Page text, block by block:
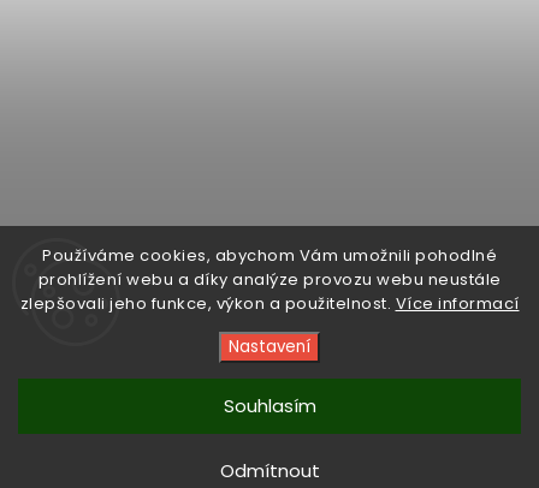
Používáme cookies, abychom Vám umožnili pohodlné
prohlížení webu a díky analýze provozu webu neustále
zlepšovali jeho funkce, výkon a použitelnost. Více informací
Nastavení
Odmítnout
Souhlasím
E-CAFE BIKE®. Všechna práva vyhrazena.
Upravit nastavení cookies
Shoptet | Design
Sledujte